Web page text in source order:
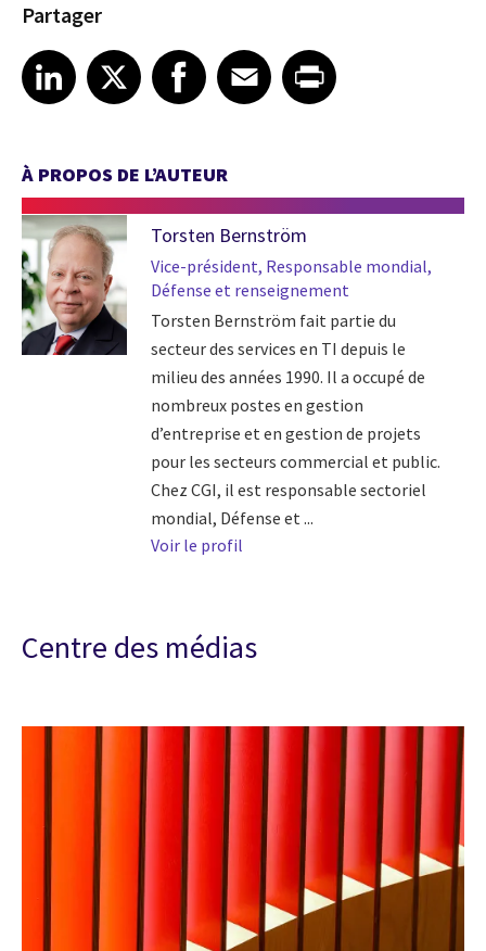
Partager
Share article on LinkedIn
LinkedIn
Share article on XShare article on Facebook
Facebook
Share article on Email
EmailShare article on Print
À PROPOS DE L’AUTEUR
Torsten Bernström
Vice-président, Responsable mondial,
Défense et renseignement
Torsten Bernström fait partie du
secteur des services en TI depuis le
milieu des années 1990. Il a occupé de
nombreux postes en gestion
d’entreprise et en gestion de projets
pour les secteurs commercial et public.
Chez CGI, il est responsable sectoriel
mondial, Défense et ...
Voir le profil
Centre des médias